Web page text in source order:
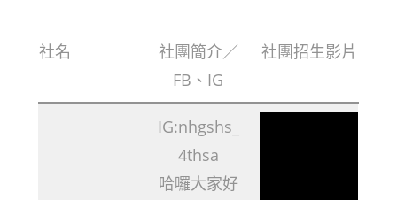
社名
社團簡介／
FB、IG
社團招生影片
IG:nhgshs_
4thsa
哈囉大家好